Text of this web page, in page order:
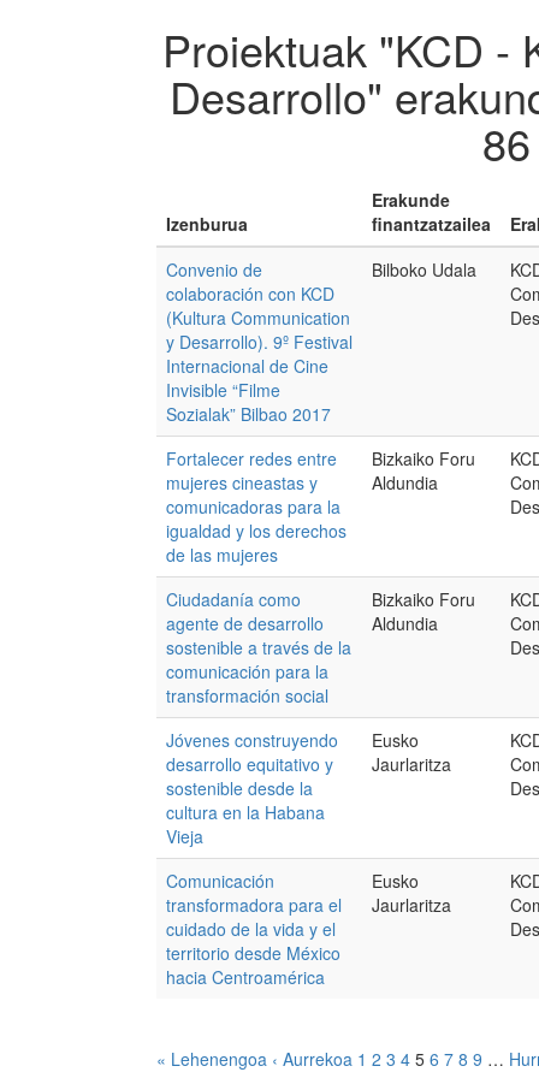
Proiektuak "KCD -
Desarrollo"
Izenburua
Erakunde
finantzatzailea
Convenio de
colaboración con KCD
(Kultura Communication
y Desarrollo). 9º Festival
Internacional de Cine
Invisible “Filme
Sozialak” Bilbao 2017
Bilboko Udala
Fortalecer redes entre
mujeres cineastas y
comunicadoras para la
igualdad y los derechos
de las mujeres
Bizkaiko Foru
Aldundia
Ciudadanía como
agente de desarrollo
sostenible a través de la
comunicación para la
transformación social
Bizkaiko Foru
Aldundia
Jóvenes construyendo
desarrollo equitativo y
sostenible desde la
cultura en la Habana
Vieja
Eusko
Jaurlaritza
Comunicación
transformadora para el
cuidado de la vida y el
territorio desde México
hacia Centroamérica
Eusko
Jaurlaritza
« Lehenengoa ‹ Aurrekoa 1 2 3 4 5 6 7 8 9 …